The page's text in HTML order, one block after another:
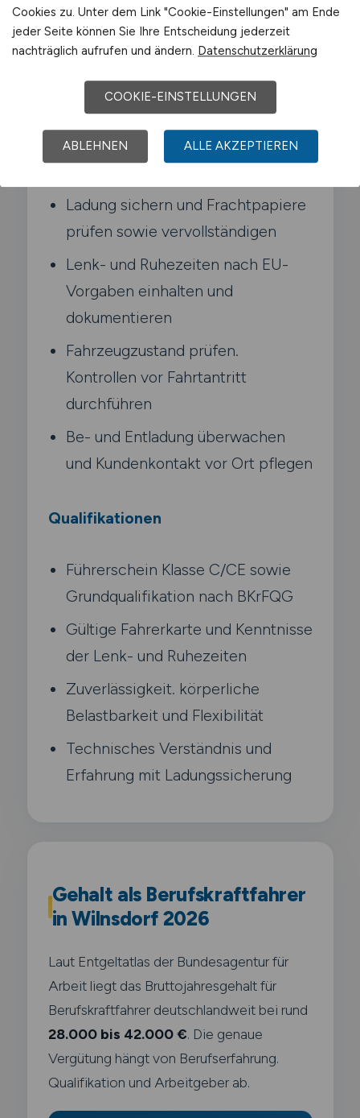
Lenk- und Ruhezeiten und sorgst für die
fachgerechte Ladungssicherung.
Typische Aufgaben in Wilnsdorf
Gütertransporte im Nah- und
Ladung sichern und Frachtpapiere
prüfen sowie vervollständigen
Lenk- und Ruhezeiten nach EU-
Vorgaben einhalten und
dokumentieren
Fahrzeugzustand prüfen.
Kontrollen vor Fahrtantritt
durchführen
Be- und Entladung überwachen
und Kundenkontakt vor Ort pflegen
Qualifikationen
Führerschein Klasse C/CE sowie
Grundqualifikation nach BKrFQG
Gültige Fahrerkarte und Kenntnisse
der Lenk- und Ruhezeiten
Zuverlässigkeit. körperliche
Belastbarkeit und Flexibilität
Technisches Verständnis und
Erfahrung mit Ladungssicherung
Gehalt als Berufskraftfahrer
in Wilnsdorf 2026
Laut Entgeltatlas der Bundesagentur für
Arbeit liegt das Bruttojahresgehalt für
Berufskraftfahrer deutschlandweit bei rund
28.000 bis 42.000 €. Die genaue
Vergütung hängt von Berufserfahrung.
Qualifikation und Arbeitgeber ab.
Cookies zu. Unter dem Link "Cookie-Einstellungen" am Ende
jeder Seite können Sie Ihre Entscheidung jederzeit
nachträglich aufrufen und ändern. Datenschutzerklärung
COOKIE-EINSTELLUNGEN
ABLEHNEN ALLE AKZEPTIEREN